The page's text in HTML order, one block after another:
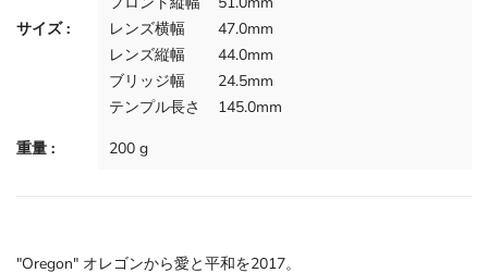
サイズ :
レンズ横幅
47.0mm
レンズ縦幅
44.0mm
ブリッジ幅
24.5mm
テンプル長さ
145.0mm
重量 :
200 g
"Oregon" オレゴンから愛と平和を2017。